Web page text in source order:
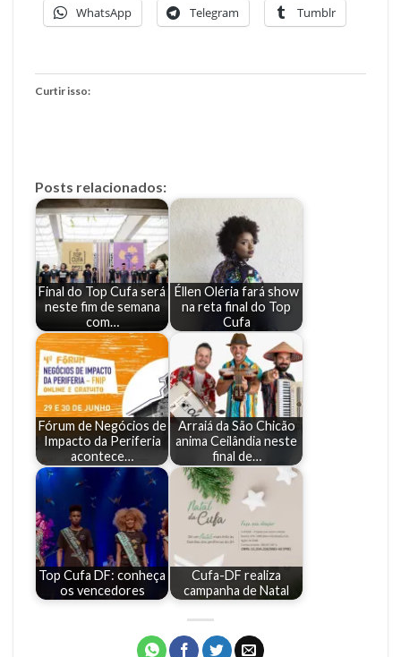
WhatsApp Telegram Tumblr
Curtir isso:
Posts relacionados:
Final do Top Cufa será
neste fim de semana
com…
Éllen Oléria fará show
na reta final do Top
Cufa
Fórum de Negócios de
Impacto da Periferia
acontece…
Arraiá da São Chicão
anima Ceilândia neste
final de…
Top Cufa DF: conheça
os vencedores
Cufa-DF realiza
campanha de Natal